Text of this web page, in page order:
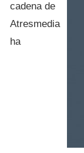
cadena de
Atresmedia
ha